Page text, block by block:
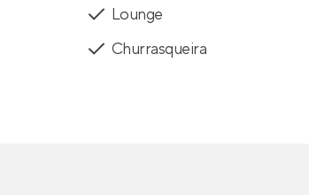
Lounge
Churrasqueira